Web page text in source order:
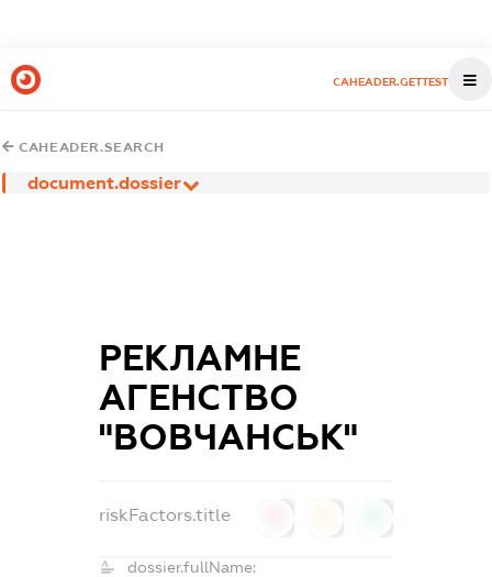
CAHEADER.GETTEST
CAHEADER.SEARCH
document.dossier
РЕКЛАМНЕ
АГЕНСТВО
"ВОВЧАНСЬК"
riskFactors.title
dossier.fullName: